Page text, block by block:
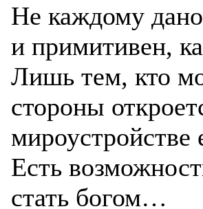
Не каждому
и примитивен,
Лишь тем, кто
стороны
Есть
стать богом…